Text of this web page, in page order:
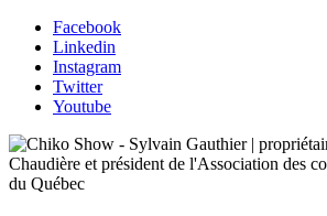
Facebook
Linkedin
Instagram
Twitter
Youtube